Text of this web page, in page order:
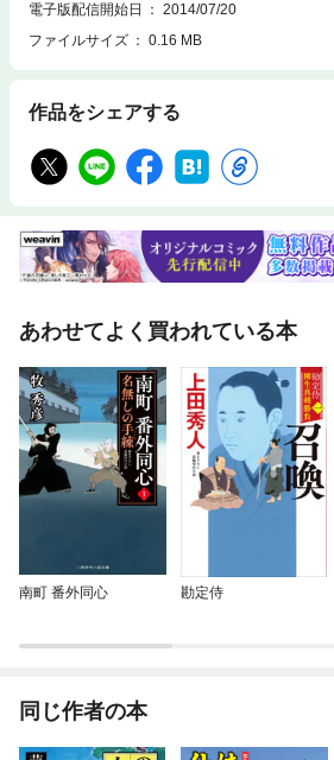
電子版配信開始日
2014/07/20
ファイルサイズ
0.16 MB
作品をシェアする
あわせてよく買われている本
南町 番外同心 勘定侍
同じ作者の本